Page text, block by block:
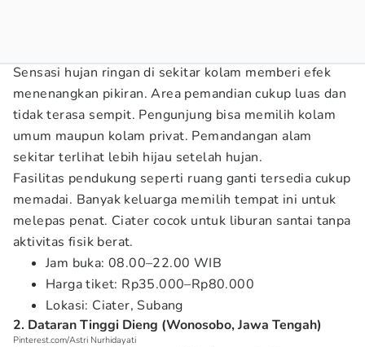
Sensasi hujan ringan di sekitar kolam memberi efek
menenangkan pikiran. Area pemandian cukup luas dan
tidak terasa sempit. Pengunjung bisa memilih kolam
umum maupun kolam privat. Pemandangan alam
sekitar terlihat lebih hijau setelah hujan.
Fasilitas pendukung seperti ruang ganti tersedia cukup
memadai. Banyak keluarga memilih tempat ini untuk
melepas penat. Ciater cocok untuk liburan santai tanpa
aktivitas fisik berat.
Jam buka: 08.00–22.00 WIB
Harga tiket: Rp35.000–Rp80.000
Lokasi: Ciater, Subang
2. Dataran Tinggi Dieng (Wonosobo, Jawa Tengah)
Pinterest.com/Astri Nurhidayati